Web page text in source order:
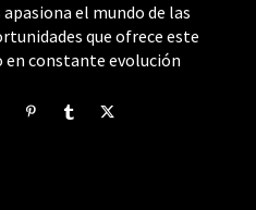
el mundo de las
que ofrece este
constante evolución